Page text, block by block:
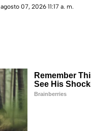
qué condiciones.
agosto 07, 2026 11:17 a. m.